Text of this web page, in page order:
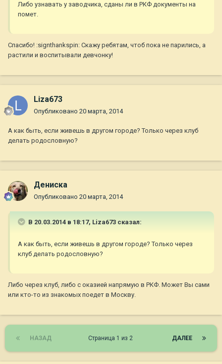
Либо узнавать у заводчика, сданы ли в РКФ документы на
помет.
Спасибо! :signthankspin: Скажу ребятам, чтоб пока не парились, а
растили и воспитывали девчонку!
Liza673
Опубликовано 20 марта, 2014
А как быть, если живешь в другом городе? Только через клуб
делать родословную?
Дениска
Опубликовано 20 марта, 2014
В 20.03.2014 в 18:17, Liza673 сказал:
А как быть, если живешь в другом городе? Только через
клуб делать родословную?
Либо через клуб, либо с оказией напрямую в РКФ. Может Вы сами
или кто-то из знакомых поедет в Москву.
НАЗАД ДАЛЕЕ
Страница 1 из 2